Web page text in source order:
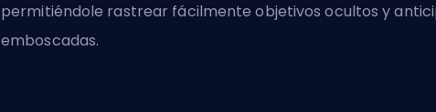
permitiéndole rastrear fácilmente objetivos ocultos y
emboscadas.